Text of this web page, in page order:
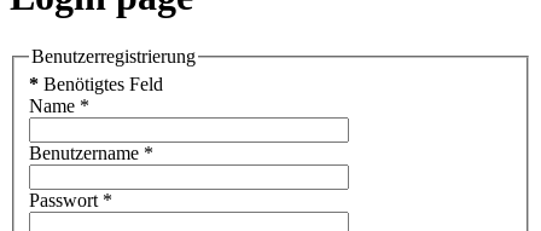
Benutzerregistrierung
* Benötigtes Feld
Name *
Benutzername *
Passwort*